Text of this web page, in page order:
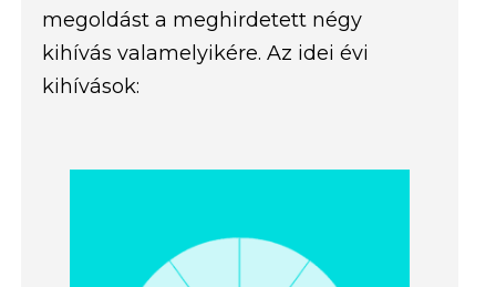
megoldást a meghirdetett négy
kihívás valamelyikére. Az idei évi
kihívások: